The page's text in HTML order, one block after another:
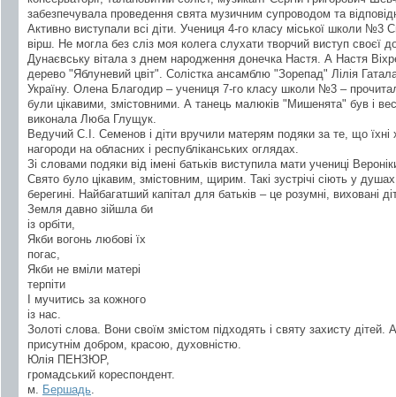
забезпечувала проведення свята музичним супроводом та
Активно виступали всі діти. Учениця 4-го класу міської школи №3
вірш. Не могла без сліз моя колега слухати творчий виступ своєї
Дунаєвську вітала з днем народження донечка Настя. А Настя
дерево "Яблуневий цвіт". Солістка ансамблю "Зорепад" Лілія
Україну. Олена Благодир – учениця 7-го класу школи №3 –
були цікавими, змістовними. А танець малюків "Мишенята" був і
виконала Люба Глущук.
Ведучий С.І. Семенов і діти вручили матерям подяки за те, що їхні
нагороди на обласних і республіканських оглядах.
Зі словами подяки від імені батьків виступила мати учениці
Свято було цікавим, змістовним, щирим. Такі зустрічі сіють у
берегині. Найбагатший капітал для батьків – це розумні, виховані
Земля давно зійшла би
із орбіти,
Якби вогонь любові їх
погас,
Якби не вміли матері
терпіти
І мучитись за кожного
із нас.
Золоті слова. Вони своїм змістом підходять і святу захисту
присутнім добром, красою, духовністю.
Юлія ПЕНЗЮР,
громадський кореспондент.
м. Бершадь